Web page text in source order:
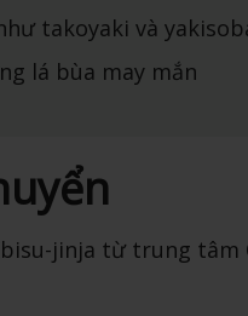
takoyaki và
lá bùa may mắn
jinja từ trung tâm